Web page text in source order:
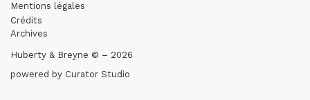
Mentions légales
Crédits
Archives
Huberty & Breyne © – 2026
powered by Curator Studio